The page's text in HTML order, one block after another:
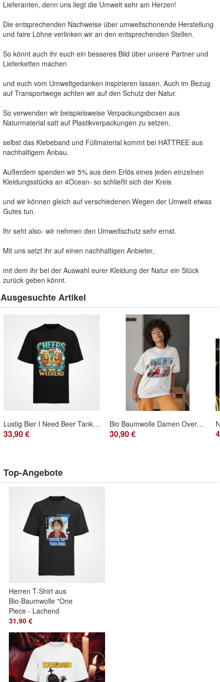
Lieferanten, denn uns liegt die Umwelt sehr am Herzen!
Die entsprechenden Nachweise über umweltschonende Herstellung
und faire Löhne verlinken wir an den entsprechenden Stellen.
So könnt auch ihr euch ein besseres Bild über unsere Partner und
Lieferketten machen
und euch vom Umweltgedanken inspirieren lassen. Auch im Bezug
auf Transportwege achten wir auf den Schutz der Natur.
So verwenden wir beispielsweise Verpackungsboxen aus
Naturmaterial satt auf Plastikverpackungen zu setzen,
selbst das Klebeband und Füllmaterial kommt bei HATTREE aus
nachhaltigem Anbau.
Außerdem spenden wir 5% aus dem Erlös eines jeden einzelnen
Kleidungsstücks an 4Ocean- so schließt sich der Kreis
und wir können gleich auf verschiedenen Wegen der Umwelt etwas
Gutes tun.
Ihr seht also- wir nehmen den Umweltschutz sehr ernst.
Mit uns setzt ihr auf einen nachhaltigen Anbieter,
mit dem ihr bei der Auswahl eurer Kleidung der Natur ein Stück
zurück geben könnt.
Ausgesuchte Artikel
Lustig Bier I Need Beer Tankanzeige Karneval Baumwolle T-Shirt Herren S-XXXL
33,90 €
Bio Baumwolle Damen Oversize T-Shirt One Piece whole Crew Familie Anime
30,90 €
Top-Angebote
Herren T-Shirt aus
Bio-Baumwolle "One
Piece - Lachend
King of the SEA" ist
31,90 €